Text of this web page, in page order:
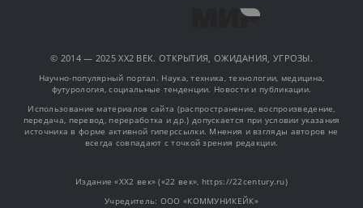
© 2014 — 2025 XX2 ВЕК. ОТКРЫТИЯ, ОЖИДАНИЯ, УГРОЗЫ.
Научно-популярный портал. Наука, техника, технологии, медицина,
футурология, социальные тенденции. Новости и публикации.
Использование материалов сайта (распространение, воспроизведение,
передача, перевод, переработка и др.) допускается при условии указания
источника в форме активной гиперссылки. Мнения и взгляды авторов не
всегда совпадают с точкой зрения редакции.
Издание «XX2 век» («22 век», https://22century.ru)
Учредитель: OOO «КОММУНИКЕЙК»